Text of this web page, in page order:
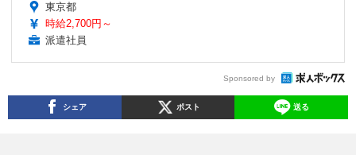
東京都
時給2,700円～
派遣社員
Sponsored by
シェア ポスト 送る